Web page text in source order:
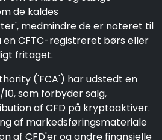
de kaldes
medmindre de er noteret til
en CFTC-registreret børs eller
fritaget.
('FCA') har udstedt en
som forbyder salg,
af CFD på kryptoaktiver.
af markedsføringsmateriale
af CFD'er og andre finansielle